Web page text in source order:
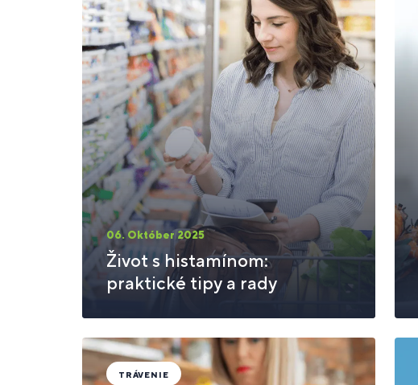
06. Október 2025
Život s histamínom:
praktické tipy a rady
TRÁVENIE